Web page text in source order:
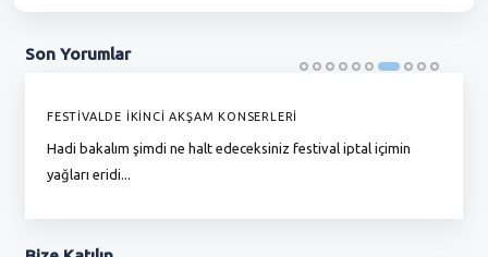
Son Yorumlar
FESTİVALDE İKİNCİ AKŞAM KONSERLERİ
Hadi bakalım şimdi ne halt edeceksiniz festival iptal içimin
yağları eridi...